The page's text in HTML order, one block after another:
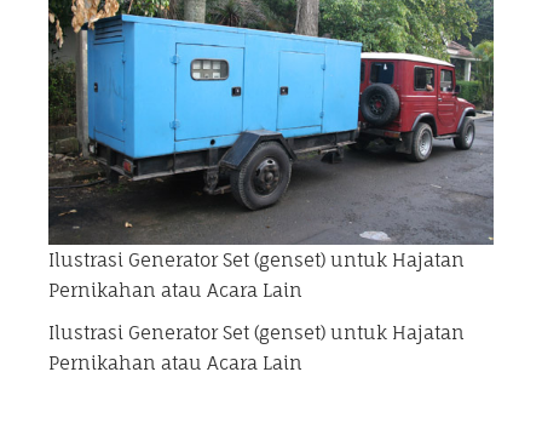
Ilustrasi Generator Set (genset) untuk Hajatan
Pernikahan atau Acara Lain
Ilustrasi Generator Set (genset) untuk Hajatan
Pernikahan atau Acara Lain